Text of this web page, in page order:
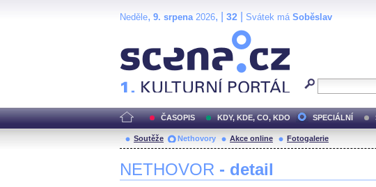
Neděle, 9. srpena2026, | 32 Svátek má Soběslav
ČASOPIS KDY, KDE, CO, KDO SPECIÁLNÍ
Soutěže Nethovory Akce online Fotogalerie
NETHOVOR - detail